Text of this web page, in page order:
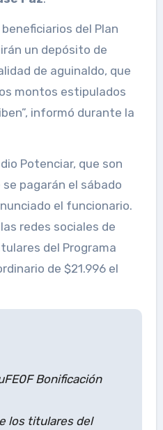
del Plan
un depósito de
de aguinaldo, que
montos estipulados
informó durante la
Potenciar, que son
pagarán el sábado
el funcionario.
redes sociales de
del Programa
de $21.996 el
Bonificación
los titulares del